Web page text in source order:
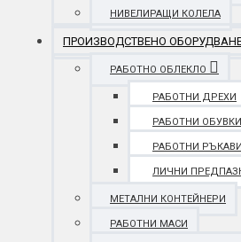
НИВЕЛИРАЩИ КОЛЕЛА
ПРОИЗВОДСТВЕНО
РАБОТНО ОБЛЕКЛО
РАБОТНИ ДРЕХИ
РАБОТНИ ОБУВКИ
РАБОТНИ
ЛИЧНИ
МЕТАЛНИ КОНТЕЙНЕРИ
РАБОТНИ МАСИ